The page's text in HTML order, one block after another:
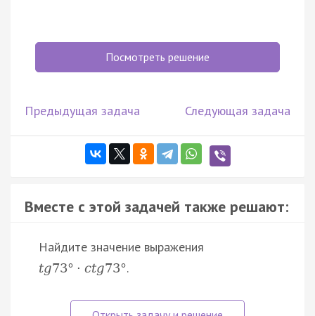
Посмотреть решение
Предыдущая задача Следующая задача
Вместе с этой задачей также решают:
Найдите значение выражения
tg73° · ctg73°.